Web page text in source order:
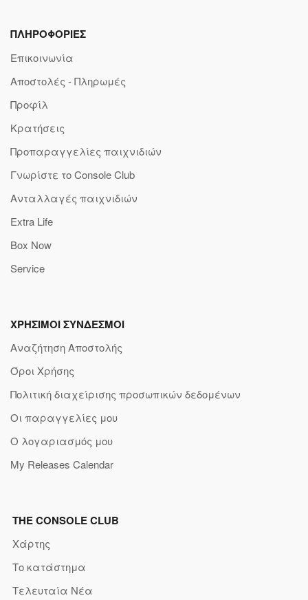
ΠΛΗΡΟΦΟΡΙΕΣ
Επικοινωνία
Αποστολές - Πληρωμές
Προφίλ
Κρατήσεις
Προπαραγγελίες παιχνιδιών
Γνωρίστε το Console Club
Ανταλλαγές παιχνιδιών
Extra Life
Box Now
Service
ΧΡΗΣΙΜΟΙ ΣΥΝΔΕΣΜΟΙ
Αναζήτηση Αποστολής
Όροι Χρήσης
Πολιτική διαχείρισης προσωπικών δεδομένων
Οι παραγγελίες μου
Ο λογαριασμός μου
My Releases Calendar
THE CONSOLE CLUB
Χάρτης
Το κατάστημα
Τελευταία Νέα